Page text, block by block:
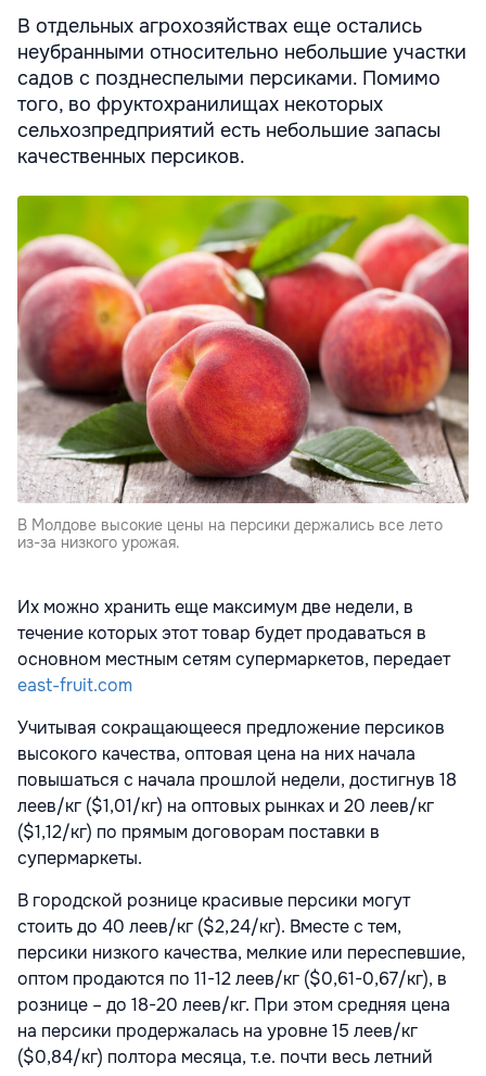
В отдельных агрохозяйствах еще остались
неубранными относительно небольшие участки
садов с позднеспелыми персиками. Помимо
того, во фруктохранилищах некоторых
сельхозпредприятий есть небольшие запасы
качественных персиков.
В Молдове высокие цены на персики держались все лето
из-за низкого урожая.
Их можно хранить еще максимум две недели, в
течение которых этот товар будет продаваться в
основном местным сетям супермаркетов, передает
east-fruit.com
Учитывая сокращающееся предложение персиков
высокого качества, оптовая цена на них начала
повышаться с начала прошлой недели, достигнув 18
леев/кг ($1,01/кг) на оптовых рынках и 20 леев/кг
($1,12/кг) по прямым договорам поставки в
супермаркеты.
В городской рознице красивые персики могут
стоить до 40 леев/кг ($2,24/кг). Вместе с тем,
персики низкого качества, мелкие или переспевшие,
оптом продаются по 11-12 леев/кг ($0,61-0,67/кг), в
рознице – до 18-20 леев/кг. При этом средняя цена
на персики продержалась на уровне 15 леев/кг
($0,84/кг) полтора месяца, т.е. почти весь летний